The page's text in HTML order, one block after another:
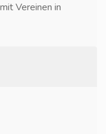
Vereinen in